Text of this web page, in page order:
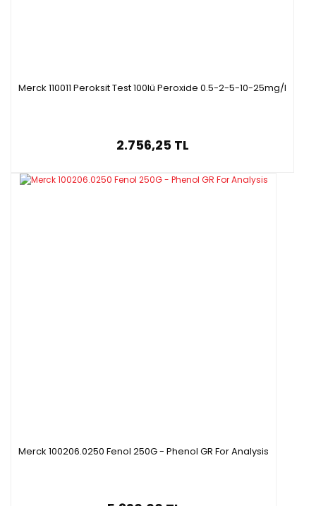
Merck 110011 Peroksit Test 100lü Peroxide 0.5-2-5-10-25mg/l
2.756,25 TL
Merck 100206.0250 Fenol 250G - Phenol GR For Analysis